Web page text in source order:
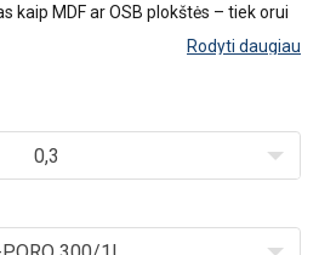
kaip MDF ar OSB plokštės – tiek orui
Rodyti daugiau
0,3